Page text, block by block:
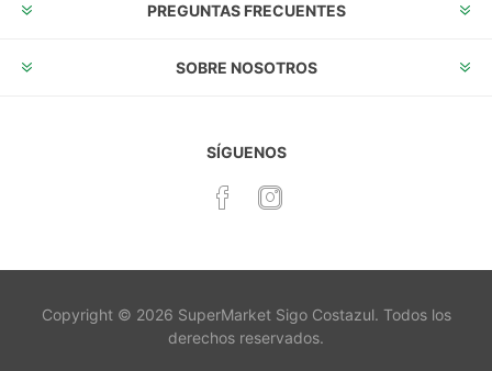
PREGUNTAS FRECUENTES
SOBRE NOSOTROS
SÍGUENOS
Copyright © 2026 SuperMarket Sigo Costazul. Todos los
derechos reservados.